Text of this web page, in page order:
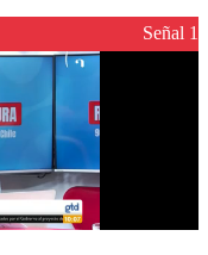
garantizar un
Señal 1